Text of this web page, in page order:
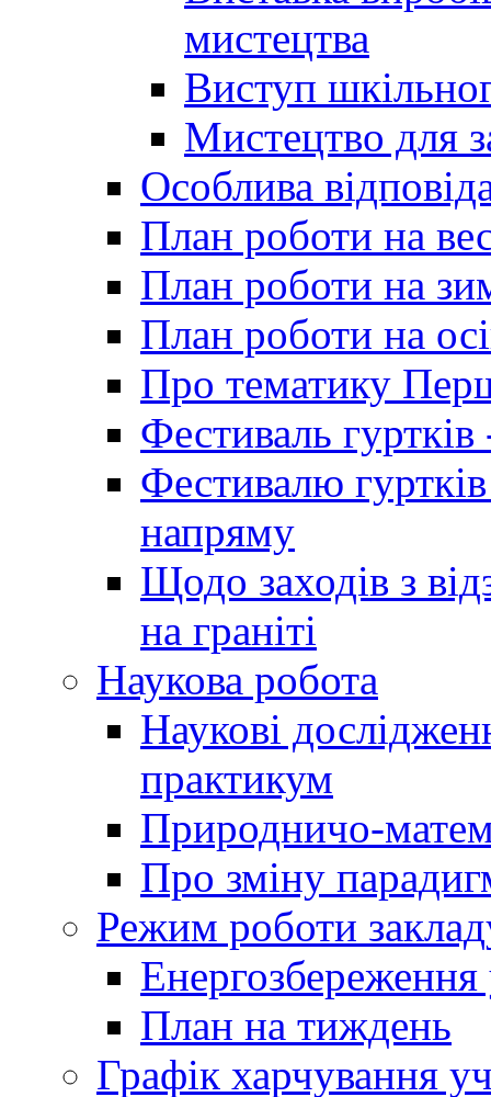
мистецтва
Виступ
Мистецтво для
Особлива
План роботи на
План роботи на
План роботи на
Про тематику
Фестиваль
Фестивалю
напряму
Щодо заходів з
на граніті
Наукова робота
Наукові
практикум
Природничо-
Про зміну
Режим роботи
Енергозбереження
План на тиждень
Графік харчування